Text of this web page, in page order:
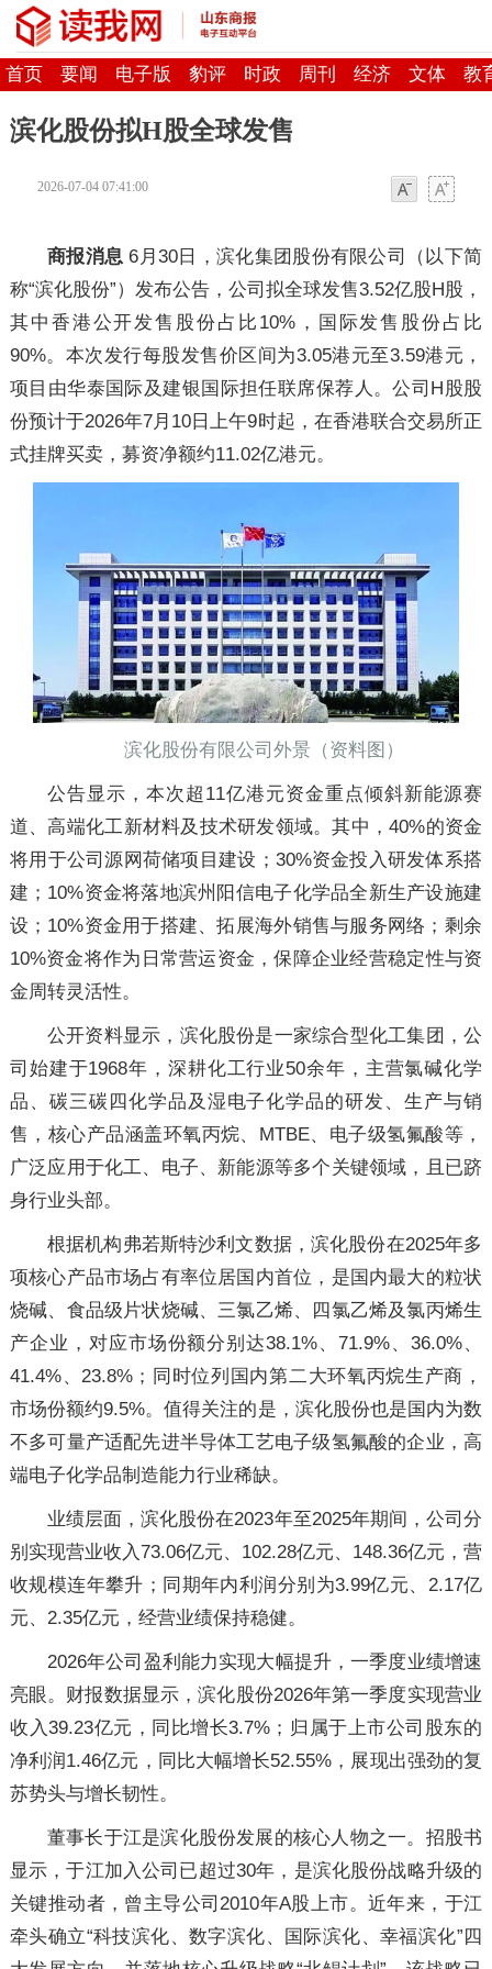
首页 要闻 电子版 豹评 时政 周刊 经济 文体 教
滨化股份拟H股全球发售
2026-07-04 07:41:00
商报消息 6月30日，滨化集团股份有限公司（以下简
称“滨化股份”）发布公告，公司拟全球发售3.52亿股H股，
其中香港公开发售股份占比10%，国际发售股份占比
90%。本次发行每股发售价区间为3.05港元至3.59港元，
项目由华泰国际及建银国际担任联席保荐人。公司H股股
份预计于2026年7月10日上午9时起，在香港联合交易所正
式挂牌买卖，募资净额约11.02亿港元。
滨化股份有限公司外景（资料图）
公告显示，本次超11亿港元资金重点倾斜新能源赛
道、高端化工新材料及技术研发领域。其中，40%的资金
将用于公司源网荷储项目建设；30%资金投入研发体系搭
建；10%资金将落地滨州阳信电子化学品全新生产设施建
设；10%资金用于搭建、拓展海外销售与服务网络；剩余
10%资金将作为日常营运资金，保障企业经营稳定性与资
金周转灵活性。
公开资料显示，滨化股份是一家综合型化工集团，公
司始建于1968年，深耕化工行业50余年，主营氯碱化学
品、碳三碳四化学品及湿电子化学品的研发、生产与销
售，核心产品涵盖环氧丙烷、MTBE、电子级氢氟酸等，
广泛应用于化工、电子、新能源等多个关键领域，且已跻
身行业头部。
根据机构弗若斯特沙利文数据，滨化股份在2025年多
项核心产品市场占有率位居国内首位，是国内最大的粒状
烧碱、食品级片状烧碱、三氯乙烯、四氯乙烯及氯丙烯生
产企业，对应市场份额分别达38.1%、71.9%、36.0%、
41.4%、23.8%；同时位列国内第二大环氧丙烷生产商，
市场份额约9.5%。值得关注的是，滨化股份也是国内为数
不多可量产适配先进半导体工艺电子级氢氟酸的企业，高
端电子化学品制造能力行业稀缺。
业绩层面，滨化股份在2023年至2025年期间，公司分
别实现营业收入73.06亿元、102.28亿元、148.36亿元，营
收规模连年攀升；同期年内利润分别为3.99亿元、2.17亿
元、2.35亿元，经营业绩保持稳健。
2026年公司盈利能力实现大幅提升，一季度业绩增速
亮眼。财报数据显示，滨化股份2026年第一季度实现营业
收入39.23亿元，同比增长3.7%；归属于上市公司股东的
净利润1.46亿元，同比大幅增长52.55%，展现出强劲的复
苏势头与增长韧性。
董事长于江是滨化股份发展的核心人物之一。招股书
显示，于江加入公司已超过30年，是滨化股份战略升级的
关键推动者，曾主导公司2010年A股上市。近年来，于江
牵头确立“科技滨化、数字滨化、国际滨化、幸福滨化”四